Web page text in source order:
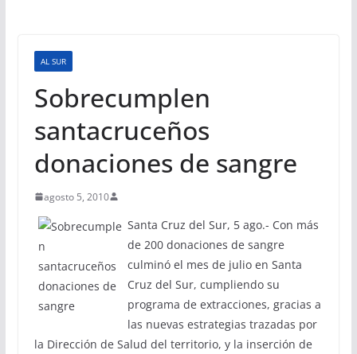
AL SUR
Sobrecumplen
santacruceños
donaciones de sangre
agosto 5, 2010
Santa Cruz del Sur, 5 ago.- Con más
de 200 donaciones de sangre
culminó el mes de julio en Santa
Cruz del Sur, cumpliendo su
programa de extracciones, gracias a
las nuevas estrategias trazadas por
la Dirección de Salud del territorio, y la inserción de